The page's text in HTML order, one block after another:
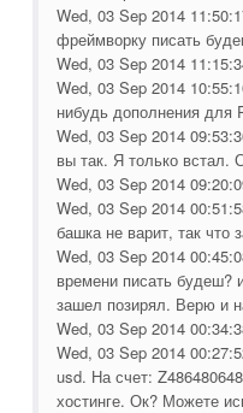
Wed, 03 Sep 2014
фреймворку писать
Wed, 03 Sep 2014
Wed, 03 Sep 2014
нибудь дополнения для
Wed, 03 Sep 2014
вы так. Я только встал.
Wed, 03 Sep 2014
Wed, 03 Sep 2014
башка не варит, так что
Wed, 03 Sep 2014
времени писать будеш?
зашел позирял. Верю и
Wed, 03 Sep 2014
Wed, 03 Sep 2014
usd. На счет:
хостинге. Ок? Можете